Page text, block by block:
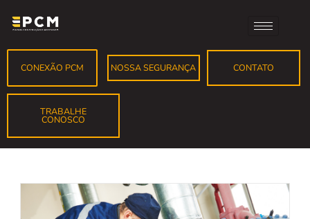
CONEXÃO PCM NOSSA SEGURANÇA CONTATO
TRABALHE
CONOSCO